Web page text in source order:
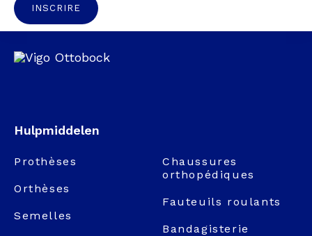
INSCRIRE
Hulpmiddelen
Prothèses
Orthèses
Semelles
Chaussures
orthopédiques
Fauteuils roulants
Bandagisterie